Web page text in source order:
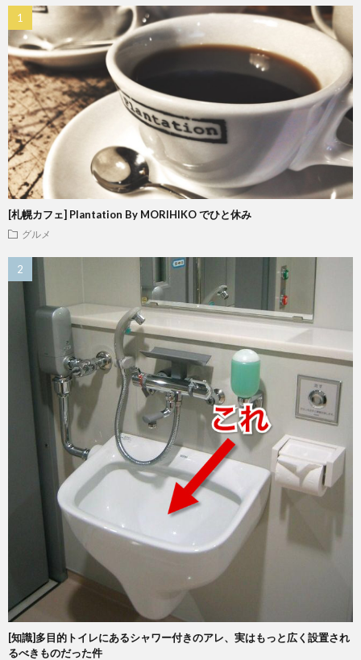
[札幌カフェ] Plantation By MORIHIKO でひと休み
グルメ
[知識]多目的トイレにあるシャワー付きのアレ、実はもっと広く設置され
るべきものだった件